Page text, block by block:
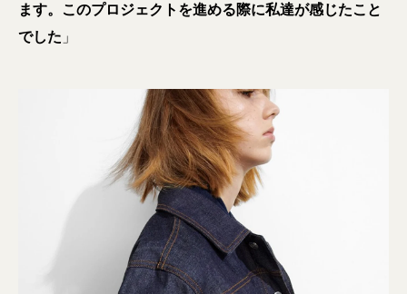
ます。このプロジェクトを進める際に私達が感じたこと
でした 」